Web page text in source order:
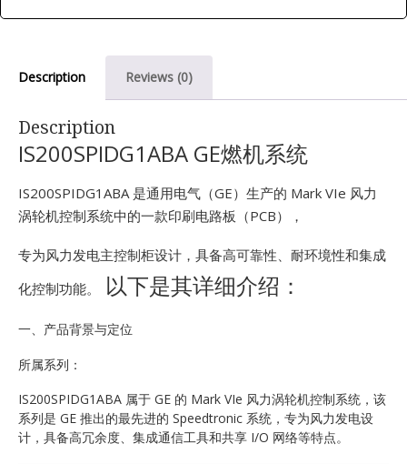
Description Reviews (0)
Description
IS200SPIDG1ABA GE燃机系统
IS200SPIDG1ABA 是通用电气（GE）生产的 Mark VIe 风力
涡轮机控制系统中的一款印刷电路板（PCB），
专为风力发电主控制柜设计，具备高可靠性、耐环境性和集成
化控制功能。
以下是其详细介绍：
一、产品背景与定位
所属系列：
IS200SPIDG1ABA 属于 GE 的 Mark VIe 风力涡轮机控制系统，该
系列是 GE 推出的最先进的 Speedtronic 系统，专为风力发电设
计，具备高冗余度、集成通信工具和共享 I/O 网络等特点。